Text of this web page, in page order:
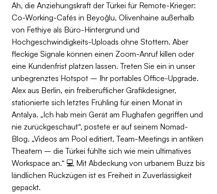
Ah, die Anziehungskraft der Türkei für Remote-Krieger:
Co-Working-Cafés in Beyoğlu, Olivenhaine außerhalb
von Fethiye als Büro-Hintergrund und
Hochgeschwindigkeits-Uploads ohne Stottern. Aber
fleckige Signale können einen Zoom-Anruf killen oder
eine Kundenfrist platzen lassen. Treten Sie ein in unser
unbegrenztes Hotspot – Ihr portables Office-Upgrade.
Alex aus Berlin, ein freiberuflicher Grafikdesigner,
stationierte sich letztes Frühling für einen Monat in
Antalya. „Ich hab mein Gerät am Flughafen gegriffen und
nie zurückgeschaut“, postete er auf seinem Nomad-
Blog. „Videos am Pool editiert, Team-Meetings in antiken
Theatern – die Türkei fühlte sich wie mein ultimatives
Workspace an.“ 💻 Mit Abdeckung von urbanem Buzz bis
ländlichen Rückzügen ist es Freiheit in Zuverlässigkeit
gepackt.